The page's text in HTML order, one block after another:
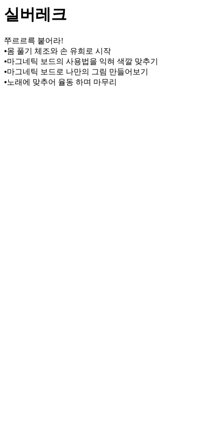
실버레크
쭈르르륵 붙어라!
⦁몸 풀기 체조와 손 유희로 시작
⦁마그네틱 보드의 사용법을 익혀 색깔 맞추기
⦁마그네틱 보드로 나만의 그림 만들어보기
⦁노래에 맞추어 율동 하며 마무리